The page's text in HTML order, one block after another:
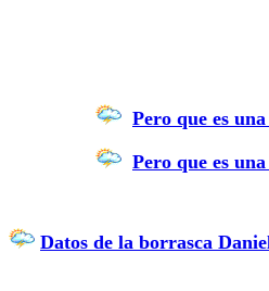
Pero que es
Pero que es
Datos de la borrasca